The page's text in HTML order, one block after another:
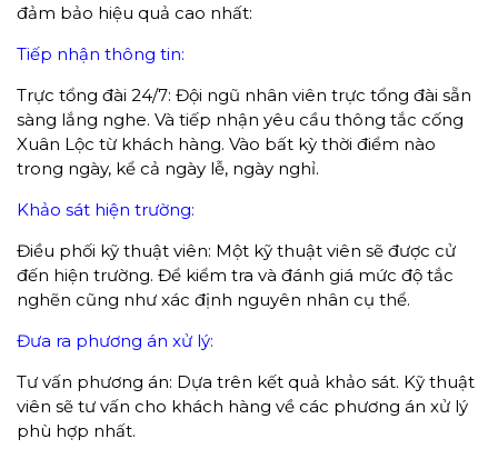
đảm bảo hiệu quả cao nhất:
Tiếp nhận thông tin:
Trực tổng đài 24/7: Đội ngũ nhân viên trực tổng đài sẵn
sàng lắng nghe. Và tiếp nhận yêu cầu thông tắc cống
Xuân Lộc từ khách hàng. Vào bất kỳ thời điểm nào
trong ngày, kể cả ngày lễ, ngày nghỉ.
Khảo sát hiện trường:
Điều phối kỹ thuật viên: Một kỹ thuật viên sẽ được cử
đến hiện trường. Để kiểm tra và đánh giá mức độ tắc
nghẽn cũng như xác định nguyên nhân cụ thể.
Đưa ra phương án xử lý:
Tư vấn phương án: Dựa trên kết quả khảo sát. Kỹ thuật
viên sẽ tư vấn cho khách hàng về các phương án xử lý
phù hợp nhất.